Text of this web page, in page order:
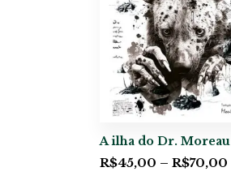
A ilha do Dr. Moreau
R$45,00 – R$70,00